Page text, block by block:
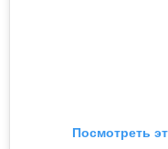
Посмотреть